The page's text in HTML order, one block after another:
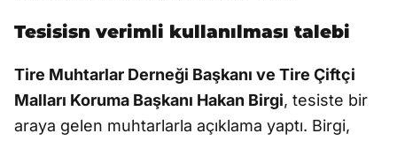
Tesisisn verimli kullanılması talebi
Tire Muhtarlar Derneği Başkanı ve Tire Çiftçi
Malları Koruma Başkanı Hakan Birgi, tesiste bir
araya gelen muhtarlarla açıklama yaptı. Birgi,